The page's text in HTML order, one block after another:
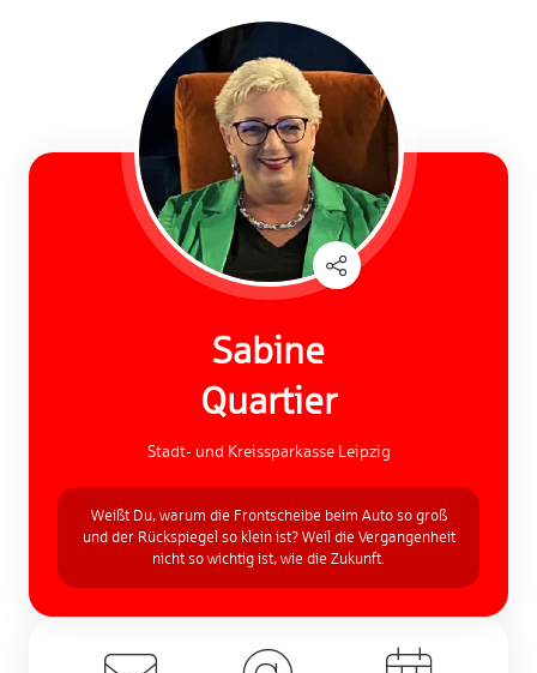
Sabine
Quartier
Stadt- und Kreissparkasse Leipzig
Weißt Du, warum die Frontscheibe beim Auto so groß
und der Rückspiegel so klein ist? Weil die Vergangenheit
nicht so wichtig ist, wie die Zukunft.